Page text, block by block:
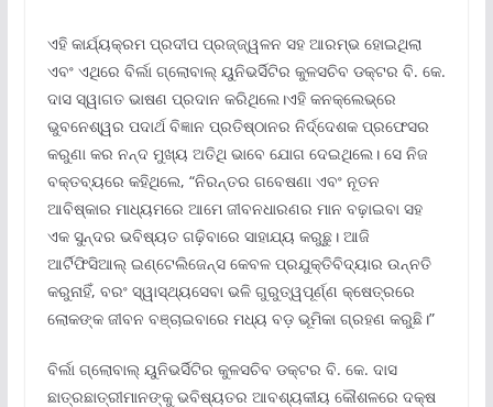
ଏହି କାର୍ଯ୍ୟକ୍ରମ ପ୍ରଦୀପ ପ୍ରଜ୍ଜ୍ୱଳନ ସହ ଆରମ୍ଭ ହୋଇଥିଲା
ଏବଂ ଏଥିରେ ବିର୍ଲା ଗ୍ଲୋବାଲ୍ ୟୁନିଭର୍ସିଟିର କୁଳସଚିବ ଡକ୍ଟର ବି. କେ.
ଦାସ ସ୍ୱାଗତ ଭାଷଣ ପ୍ରଦାନ କରିଥିଲେ।ଏହି କନକ୍ଲେଭ୍‌ରେ
ଭୁବନେଶ୍ୱର ପଦାର୍ଥ ବିଜ୍ଞାନ ପ୍ରତିଷ୍ଠାନର ନିର୍ଦ୍ଦେଶକ ପ୍ରଫେସର
କରୁଣା କର ନନ୍ଦ ମୁଖ୍ୟ ଅତିଥି ଭାବେ ଯୋଗ ଦେଇଥିଲେ। ସେ ନିଜ
ବକ୍ତବ୍ୟରେ କହିଥିଲେ, “ନିରନ୍ତର ଗବେଷଣା ଏବଂ ନୂତନ
ଆବିଷ୍କାର ମାଧ୍ୟମରେ ଆମେ ଜୀବନଧାରଣର ମାନ ବଢ଼ାଇବା ସହ
ଏକ ସୁନ୍ଦର ଭବିଷ୍ୟତ ଗଢ଼ିବାରେ ସାହାଯ୍ୟ କରୁଛୁ। ଆଜି
ଆର୍ଟିଫିସିଆଲ୍ ଇଣ୍ଟେଲିଜେନ୍ସ କେବଳ ପ୍ରଯୁକ୍ତିବିଦ୍ୟାର ଉନ୍ନତି
କରୁନାହିଁ, ବରଂ ସ୍ୱାସ୍ଥ୍ୟସେବା ଭଳି ଗୁରୁତ୍ୱପୂର୍ଣ୍ଣ କ୍ଷେତ୍ରରେ
ଲୋକଙ୍କ ଜୀବନ ବଞ୍ଚାଇବାରେ ମଧ୍ୟ ବଡ଼ ଭୂମିକା ଗ୍ରହଣ କରୁଛି।”
ବିର୍ଲା ଗ୍ଲୋବାଲ୍ ୟୁନିଭର୍ସିଟିର କୁଳସଚିବ ଡକ୍ଟର ବି. କେ. ଦାସ
ଛାତ୍ରଛାତ୍ରୀମାନଙ୍କୁ ଭବିଷ୍ୟତର ଆବଶ୍ୟକୀୟ କୌଶଳରେ ଦକ୍ଷ